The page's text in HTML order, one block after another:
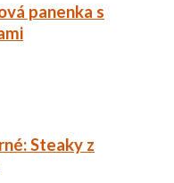
panenka s
Steaky z